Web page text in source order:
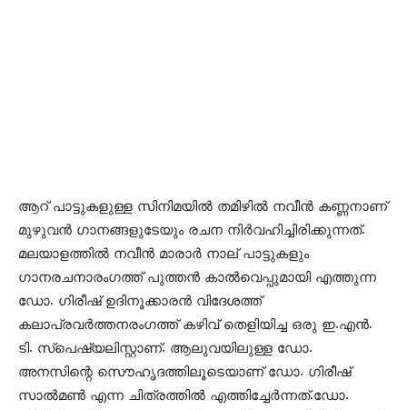
ആറ് പാട്ടുകളുള്ള സിനിമയില്‍ തമിഴില്‍ നവീന്‍ കണ്ണനാണ്
മുഴുവന്‍ ഗാനങ്ങളുടേയും രചന നിര്‍വഹിച്ചിരിക്കുന്നത്.
മലയാളത്തില്‍ നവീന്‍ മാരാര്‍ നാല് പാട്ടുകളും
ഗാനരചനാരംഗത്ത് പുത്തൻ കാൽവെപ്പുമായി എത്തുന്ന
ഡോ. ഗിരീഷ് ഉദിനൂക്കാരൻ വിദേശത്ത്
കലാപ്രവർത്തനരംഗത്ത് കഴിവ് തെളിയിച്ച ഒരു ഇ.എൻ.
ടി. സ്പെഷ്യലിസ്റ്റാണ്. ആലുവയിലുള്ള ഡോ.
അനസിന്റെ സൌഹൃദത്തിലൂടെയാണ് ഡോ. ഗിരീഷ്
സാൽമൺ എന്ന ചിത്രത്തിൽ എത്തിച്ചേർന്നത്.ഡോ.